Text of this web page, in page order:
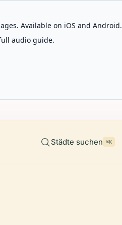
Available on iOS and Android.
audio guide.
Städte suchen ⌘K